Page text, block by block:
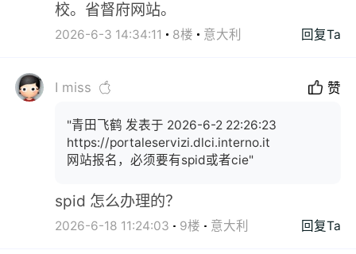
校。省督府网站。
2026-6-3 14:34:11 8楼 意大利 回复Ta
I miss 赞
"青田飞鹤 发表于 2026-6-2 22:26:23
https://portaleservizi.dlci.interno.it
网站报名，必须要有spid或者cie"
spid 怎么办理的？
2026-6-18 11:24:03 9楼 意大利 回复Ta